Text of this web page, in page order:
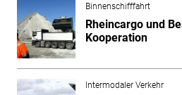
Binnenschifffahrt
Rheincargo und
Kooperation
Intermodaler Verkehr